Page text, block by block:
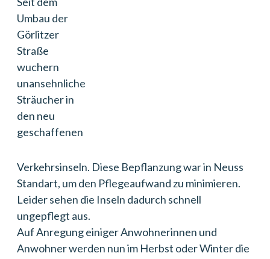
Umbau der
Görlitzer
Straße
wuchern
unansehnliche
Sträucher in
den neu
geschaffenen
Verkehrsinseln. Diese Bepflanzung war in Neuss
Standart, um den Pflegeaufwand zu minimieren.
Leider sehen die Inseln dadurch schnell
ungepflegt aus.
Auf Anregung einiger Anwohnerinnen und
Anwohner werden nun im Herbst oder Winter die